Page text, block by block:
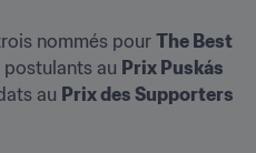
nommés pour The Best
postulants au Prix Puskás
au Prix des Supporters